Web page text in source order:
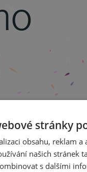
op. 13
op. 65
a orchestr č. 1 b
orchestr
stránky
obsahu, reklam
našich stránek
s dalšími